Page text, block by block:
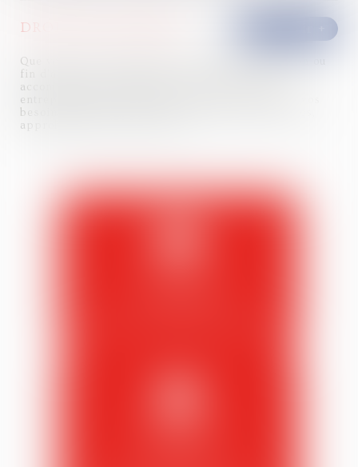
DROIT DES SOCIÉTÉS
Que vous soyez en phase de création, modification ou
fin d'activité, le cabinet vous conseille et vous
accompagne à chaque étape de la vie de votre
entreprise. Nous sommes aussi à vos côtés pour vos
besoins juridiques courants (assemblées générales,
approbation des comptes, etc)